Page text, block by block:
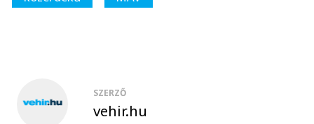
SZERZŐ
vehir.hu